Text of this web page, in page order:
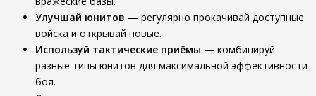
Улучшай юнитов — регулярно прокачивай доступные
войска и открывай новые.
Используй тактические приёмы — комбинируй
разные типы юнитов для максимальной эффективности
боя.